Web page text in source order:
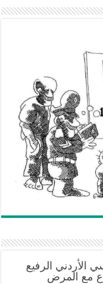
الأردني الرفيع
مع المرض